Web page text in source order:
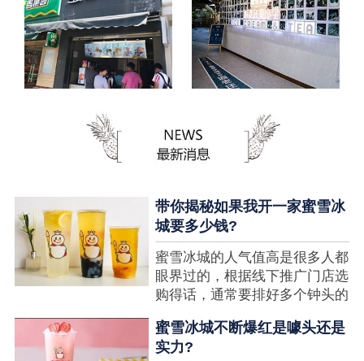
带你揭秘如果我开一家蜜雪冰
城要多少钱?
蜜雪冰城的人气值高是很多人都
眼界过的，根据线下推广门店选
购得话，通常要排好多个钟头的
想要排长队，为的便是那一杯令
人挂念的蜜雪冰城。顾客喜爱的
蜜雪冰城不断爆红是噱头还是
实力?